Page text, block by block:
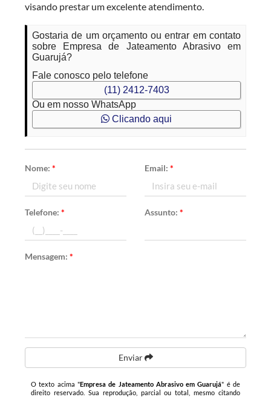
visando prestar um excelente atendimento.
Gostaria de um orçamento ou entrar em contato
sobre Empresa de Jateamento Abrasivo em
Guarujá?
Fale conosco pelo telefone
(11) 2412-7403
Ou em nosso WhatsApp
Clicando aqui
Nome:* Email: *
Telefone:* Assunto: *
Mensagem:*
Enviar
O texto acima "Empresa de Jateamento Abrasivo em Guarujá" é de
direito reservado. Sua reprodução, parcial ou total, mesmo citando